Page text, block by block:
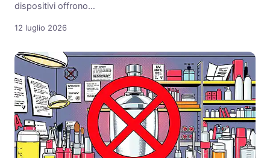
dispositivi offrono…
12 luglio 2026